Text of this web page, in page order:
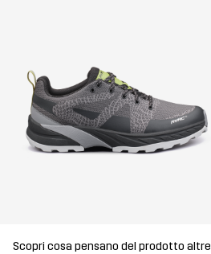
Scopri cosa pensano del prodotto altre